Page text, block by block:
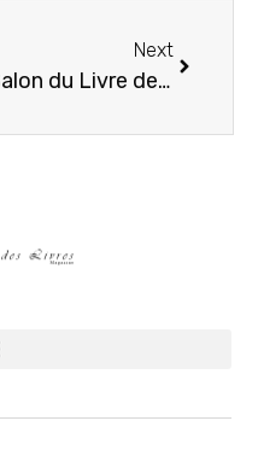
Next
Salon du Livre de La Bouilladisse 2025